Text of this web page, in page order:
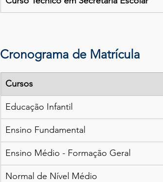
Cronograma de Matrícula
Cursos
Educação Infantil
Ensino Fundamental
Ensino Médio - Formação Geral
Normal de Nível Médio